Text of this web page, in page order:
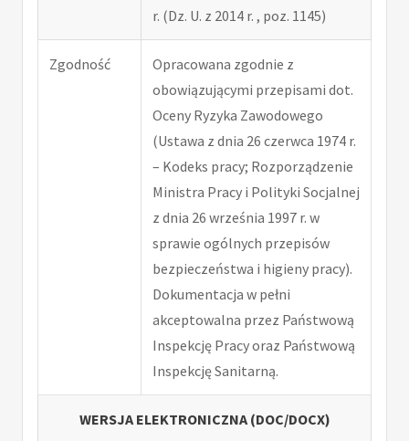
r. (Dz. U. z 2014 r. , poz. 1145)
Zgodność
Opracowana zgodnie z
obowiązującymi przepisami dot.
Oceny Ryzyka Zawodowego
(Ustawa z dnia 26 czerwca 1974 r.
– Kodeks pracy; Rozporządzenie
Ministra Pracy i Polityki Socjalnej
z dnia 26 września 1997 r. w
sprawie ogólnych przepisów
bezpieczeństwa i higieny pracy).
Dokumentacja w pełni
akceptowalna przez Państwową
Inspekcję Pracy oraz Państwową
Inspekcję Sanitarną.
WERSJA ELEKTRONICZNA (DOC/DOCX)